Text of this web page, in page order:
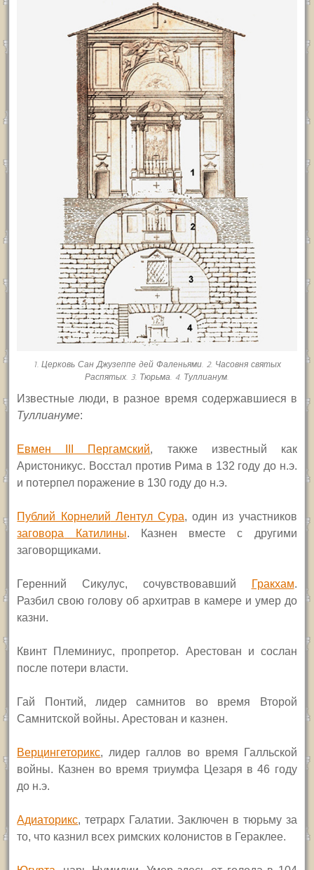
1. Церковь Сан Джузеппе дей Фаленьями. 2. Часовня святых
Распятых. 3. Тюрьма. 4. Туллианум.
Известные люди, в разное время содержавшиеся в
Туллиануме:
Евмен III Пергамский, также известный как
Аристоникус. Восстал против Рима в 132 году до н.э.
и потерпел поражение в 130 году до н.э.
Публий Корнелий Лентул Сура, один из участников
заговора Катилины. Казнен вместе с другими
заговорщиками.
Геренний Сикулус, сочувствовавший Гракхам.
Разбил свою голову об архитрав в камере и умер до
казни.
Квинт Племиниус, пропретор. Арестован и сослан
после потери власти.
Гай Понтий, лидер самнитов во время Второй
Самнитской войны. Арестован и казнен.
Верцингеторикс, лидер галлов во время Галльской
войны. Казнен во время триумфа Цезаря в 46 году
до н.э.
Адиаторикс, тетрарх Галатии. Заключен в тюрьму за
то, что казнил всех римских колонистов в Гераклее.